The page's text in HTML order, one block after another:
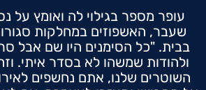
עופר מספר בגילוי לה ואומץ על
שעבר, האשפוזים במחלקות
בבית. "כל הסימנים היו שם אבל
ולהודות שמשהו לא בסדר איתי.
השוטרים שלנו, אתם נחשפים